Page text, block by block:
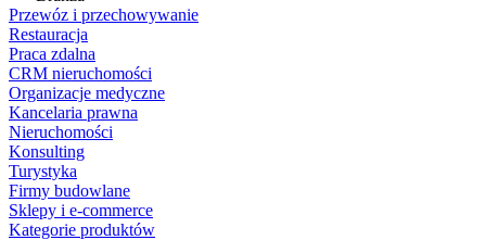
Przewóz i przechowywanie
Restauracja
Praca zdalna
CRM nieruchomości
Organizacje medyczne
Kancelaria prawna
Nieruchomości
Konsulting
Turystyka
Firmy budowlane
Sklepy i e-commerce
Kategorie produktów